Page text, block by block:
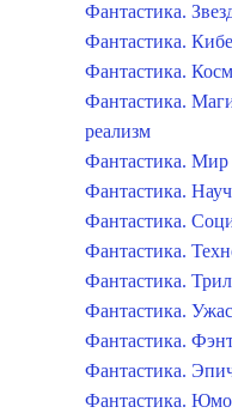
Фантастика.
Фантастика.
Фантастика.
Фантастика.
реализм
Фантастика. Мир
Фантастика.
Фантастика.
Фантастика.
Фантастика.
Фантастика.
Фантастика.
Фантастика.
Фантастика.